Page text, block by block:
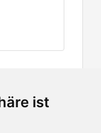
ist